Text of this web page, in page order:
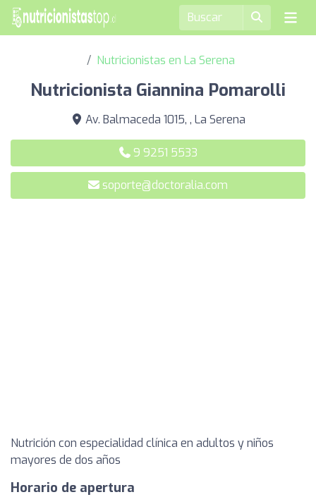
Nutricionistas en La Serena
Nutricionista Giannina Pomarolli
Av. Balmaceda 1015, , La Serena
9 9251 5533
soporte@doctoralia.com
Nutrición con especialidad clínica en adultos y niños
mayores de dos años
Horario de apertura